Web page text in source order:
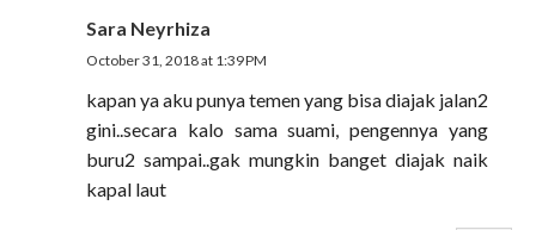
Sara Neyrhiza
October 31, 2018 at 1:39 PM
kapan ya aku punya temen yang bisa diajak jalan2
gini..secara kalo sama suami, pengennya yang
buru2 sampai..gak mungkin banget diajak naik
kapal laut